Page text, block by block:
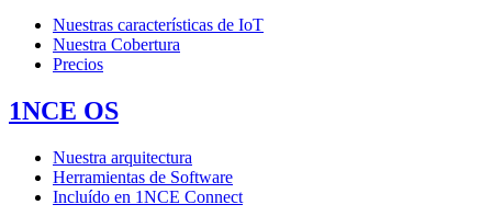
Nuestras características de IoT
Nuestra Cobertura
Precios
1NCE OS
Nuestra arquitectura
Herramientas de Software
Incluído en 1NCE Connect